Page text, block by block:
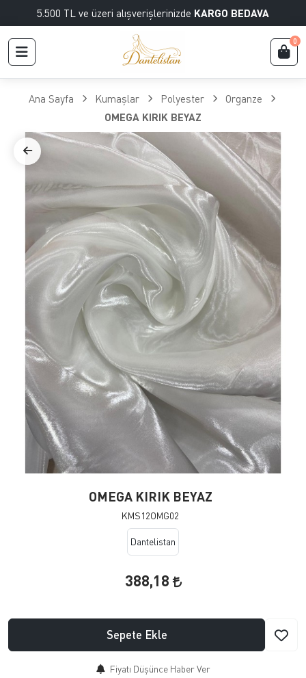
5.500 TL ve üzeri alışverişlerinizde KARGO BEDAVA
0
Ana Sayfa Kumaşlar Polyester
Organze
OMEGA KIRIK BEYAZ
OMEGA KIRIK BEYAZ
KMS12OMG02
Dantelistan
388,18
Sepete Ekle
Fiyatı Düşünce Haber Ver